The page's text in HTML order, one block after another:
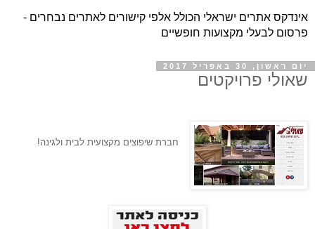
אינדקס אתרים ישראלי הכולל אלפי קישורים לאתרים נבחרים -
פרסום לבעלי מקצועות חופשיים
יום ראשון, 30 באפריל 2017
שאולי פרויקטים
חברת שיפוצים מקצועית לבית ולגינה!